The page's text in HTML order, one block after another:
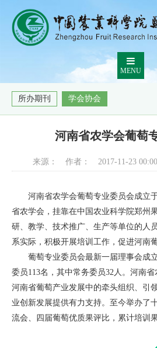
MENU
所办期刊 学会协会
河南省农学会葡萄
来源： 作者： 2017-11-23
河南省农学会葡萄专业委员会成立于
省农学会，挂靠在中国农业科学院郑州
研、教学、技术推广、生产等单位的人
系实际，积极开展培训工作，促进河南
葡萄专业委员会最新一届理事会成立
委员113名，其中常务委员32人。河南
河南省葡萄产业发展中的牵头组织、引
业创新发展提供有力支持。至今举办了
流会、四届葡萄优质果评比，累计培训果